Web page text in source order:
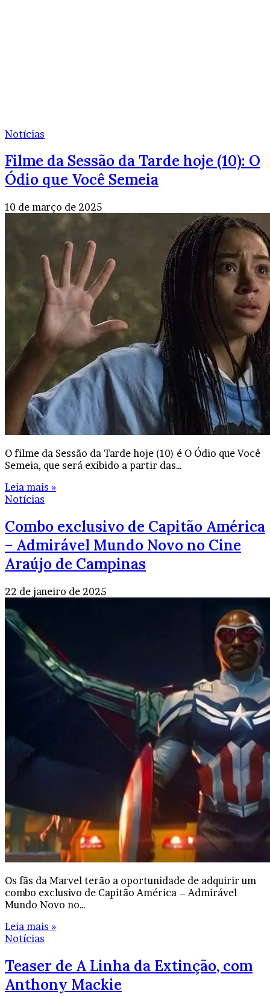
Notícias
Filme da Sessão da Tarde hoje (10): O
Ódio que Você Semeia
10 de março de 2025
O filme da Sessão da Tarde hoje (10) é O Ódio que Você
Semeia, que será exibido a partir das…
Leia mais »
Notícias
Combo exclusivo de Capitão América
– Admirável Mundo Novo no Cine
Araújo de Campinas
22 de janeiro de 2025
Os fãs da Marvel terão a oportunidade de adquirir um
combo exclusivo de Capitão América – Admirável
Mundo Novo no…
Leia mais »
Notícias
Teaser de A Linha da Extinção, com
Anthony Mackie